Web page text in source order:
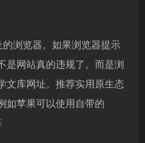
浏览器。如果浏览器提示
是网站真的违规了。而是浏
文库网址。推荐实用原生态
如苹果可以使用自带的